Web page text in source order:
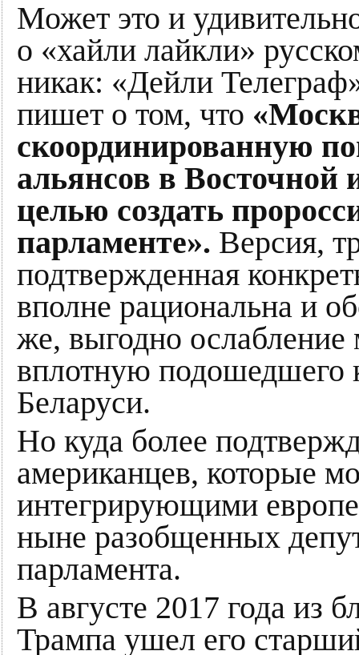
Может это и
о «хайли лайкли»
никак: «Дейли
пишет о том, что
скоординированную
альянсов в Восточной
целью создать
парламенте». Версия,
подтвержденная
вполне рациональна и
же, выгодно ослабление
вплотную подошедшего
Беларуси.
Но куда более
американцев, которые
интегрирующими
ныне разобщенных
парламента.
В августе 2017 года из
Трампа ушел его